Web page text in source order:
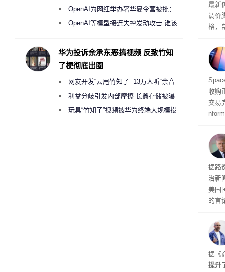
最新
调价
格，
不断
品
收购
交易
周
时间
交
议，
易预
到倒
据路
治新
美国
的言
I行业
联邦
员
其中
提交
是
据《
提升
《人工智能法案》全新执法权限审查
OpenAI为网红举办奢华夏令营被批：
2000美元一晚 遭讽“反乌托邦”
OpenAI等模型接连失控发动攻击 谁该
华为投诉余承东恶搞视频 反致竹知
了梗彻底出圈
网友开发“云甩竹知了” 13万人听“余音
绕梁”利益分歧引发内部摩擦 长鑫存储被曝
曾将华为驻场工程师驱逐出研发基地
玩具“竹知了”视频被华为终端大规模投